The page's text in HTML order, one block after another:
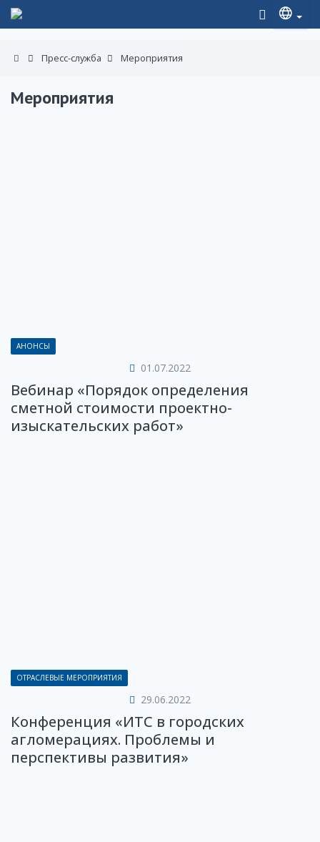
Пресс-служба Мероприятия
Мероприятия
АНОНСЫ
01.07.2022
Вебинар «Порядок определения
сметной стоимости проектно-
изыскательских работ»
ОТРАСЛЕВЫЕ МЕРОПРИЯТИЯ
29.06.2022
Конференция «ИТС в городских
агломерациях. Проблемы и
перспективы развития»